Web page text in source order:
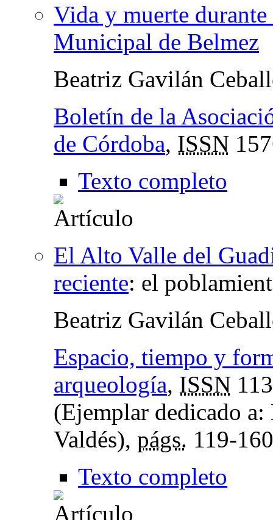
Vida y muerte
Municipal de Belmez
Beatriz Gavilán
Boletín de la
de Córdoba, ISSN
Texto completo
El Alto Valle del
reciente: el
Beatriz Gavilán
Espacio, tiempo y
arqueología, ISSN
(Ejemplar dedicado
Valdés), págs. 119-160
Texto completo